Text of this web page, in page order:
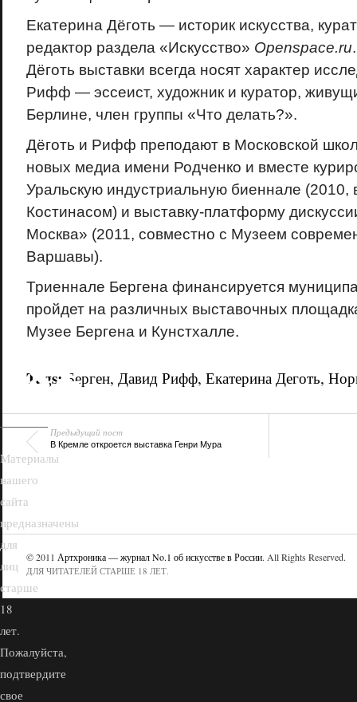
Екатерина Дёготь — историк искусства,
редактор раздела «Искусство» Openspace.ru
Дёготь выставки всегда носят характер
Рифф — эссеист, художник и куратор,
Берлине, член группы «Что делать?».
Дёготь и Рифф преподают в Московской
новых медиа имени Родченко и вместе
Уральскую индустриальную биеннале (2010,
Костинасом) и выставку-платформу
Москва» (2011, совместно с Музеем
Варшавы).
Триеннале Бергена финансируется
пройдет на различных выставочных
Музее Бергена и Кунстхалле.
Tags: Берген, Давид Рифф, Екатерина Деготь,
Предыдущий пост
В Кремле откроется выставка Генри Мура
© 2011 Артхроника — журнал No.1 об искусстве в России. All Rights Reserved.
ДЛЯ ЧИТАТЕЛЕЙ СТАРШЕ 18 ЛЕТ.
18+
Материалы
нашего
сайта
предназначены
для
лиц
старше
18
лет.
Пожалуйста,
подтвердите
свое